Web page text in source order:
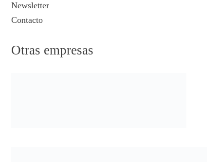
Newsletter
Contacto
Otras empresas